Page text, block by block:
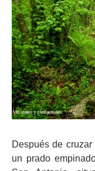
Después de
un prado